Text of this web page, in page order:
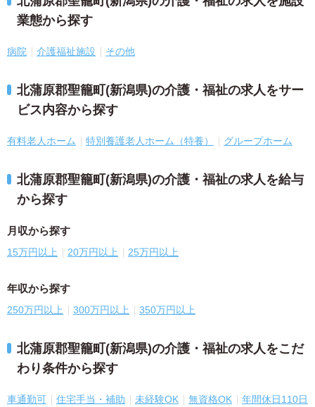
業態から探す
病院 介護福祉施設 その他
北蒲原郡聖籠町(新潟県)の介護・福祉の求人をサー
ビス内容から探す
有料老人ホーム 特別養護老人ホーム（特養） グループホーム
北蒲原郡聖籠町(新潟県)の介護・福祉の求人を給与
から探す
月収から探す
15万円以上 20万円以上 25万円以上
年収から探す
250万円以上 300万円以上 350万円以上
北蒲原郡聖籠町(新潟県)の介護・福祉の求人をこだ
わり条件から探す
車通勤可 住宅手当・補助 未経験OK 無資格OK
年間休日110日